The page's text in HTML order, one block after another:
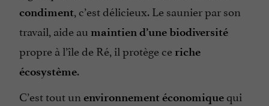
condiment , c’est délicieux. Le saunier par son
travail, aide au maintien d’une biodiversité
propre à l’île de Ré, il protège ce riche
écosystème.
C’est tout un environnement économiquequi